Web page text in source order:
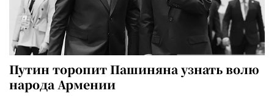
Путин торопит Пашиняна узнать волю
народа Армении